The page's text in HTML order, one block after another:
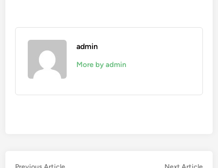
admin
More by admin
Previous